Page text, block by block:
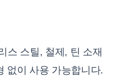
스 스틸, 철제, 틴 소재
없이 사용 가능합니다.